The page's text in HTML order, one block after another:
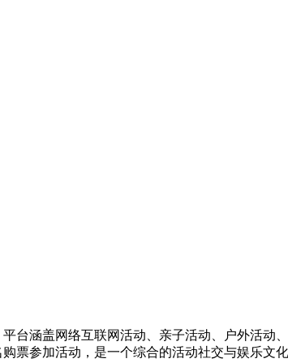
台涵盖网络互联网活动、亲子活动、户外活动
票参加活动，是一个综合的活动社交与娱乐文化